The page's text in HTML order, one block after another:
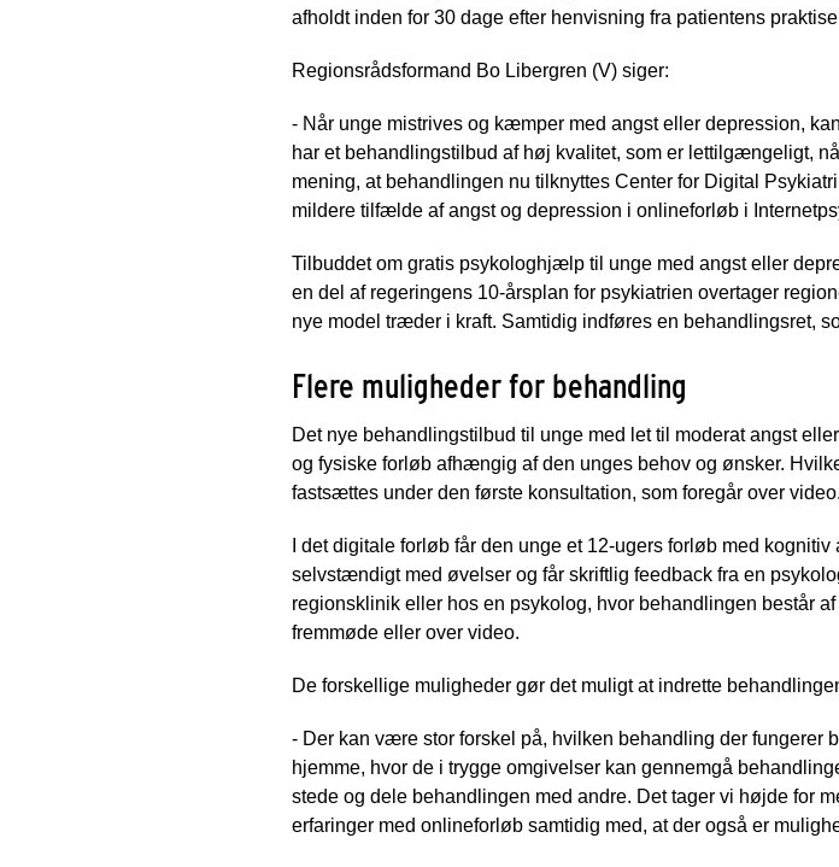
afholdt inden for 30 dage efter henvisning fra patientens
Regionsrådsformand Bo Libergren (V) siger:
- Når unge mistrives og kæmper med angst eller depression,
har et behandlingstilbud af høj kvalitet, som er lettilgængeligt,
mening, at behandlingen nu tilknyttes Center for Digital
mildere tilfælde af angst og depression i onlineforløb i
Tilbuddet om gratis psykologhjælp til unge med angst eller
en del af regeringens 10-årsplan for psykiatrien overtager
nye model træder i kraft. Samtidig indføres en behandlingsret,
Flere muligheder for behandling
Det nye behandlingstilbud til unge med let til moderat angst
og fysiske forløb afhængig af den unges behov og ønsker.
fastsættes under den første konsultation, som foregår over video.
I det digitale forløb får den unge et 12-ugers forløb med
selvstændigt med øvelser og får skriftlig feedback fra en
regionsklinik eller hos en psykolog, hvor behandlingen består
fremmøde eller over video.
De forskellige muligheder gør det muligt at indrette
- Der kan være stor forskel på, hvilken behandling der
hjemme, hvor de i trygge omgivelser kan gennemgå
stede og dele behandlingen med andre. Det tager vi højde for
erfaringer med onlineforløb samtidig med, at der også er